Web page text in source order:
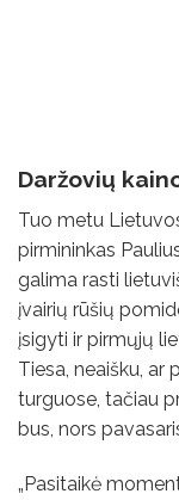
Daržovių
Tuo metu
pirmininkas
galima rasti
įvairių rūšių
įsigyti ir pirmųjų
Tiesa, neaišku, ar
turguose, tačiau
bus, nors
„Pasitaikė